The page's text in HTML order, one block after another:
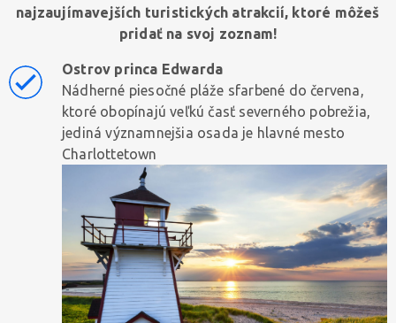
najzaujímavejších turistických atrakcií, ktoré môžeš
pridať na svoj zoznam!
Ostrov princa Edwarda
Nádherné piesočné pláže sfarbené do červena,
ktoré obopínajú veľkú časť severného pobrežia,
jediná významnejšia osada je hlavné mesto
Charlottetown